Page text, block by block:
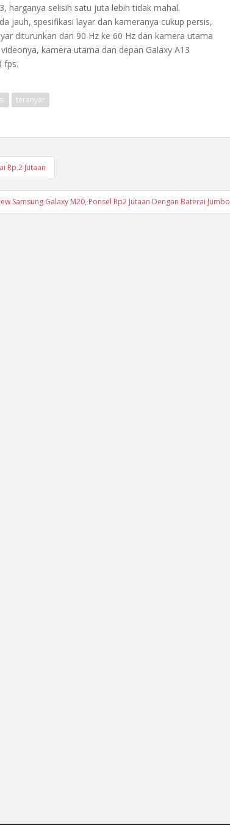
harganya selisih satu juta lebih tidak mahal.
jauh, spesifikasi layar dan kameranya cukup persis,
diturunkan dari 90 Hz ke 60 Hz dan kamera utama
kamera utama dan depan Galaxy A13
fps.
teranyar
Rp 2 Jutaan
Samsung Galaxy M20, Ponsel Rp2 Jutaan Dengan Baterai Jumbo